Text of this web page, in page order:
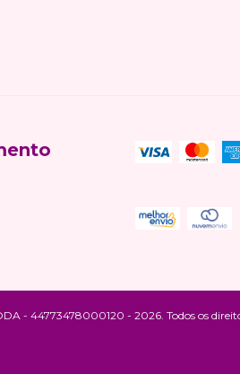
- 44773478000120 - 2026. Todos os